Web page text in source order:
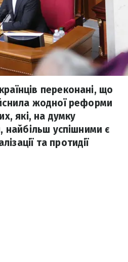
переконані, що
жодної реформи
які, на думку
найбільш успішними є
та протидії